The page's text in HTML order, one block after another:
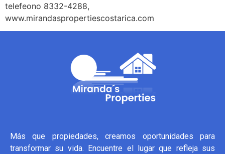
telefeono 8332-4288,
www.mirandaspropertiescostarica.com
Más que propiedades, creamos oportunidades para
transformar su vida. Encuentre el lugar que refleja sus